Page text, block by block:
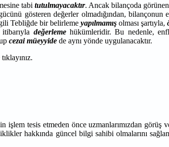
tabi tutulmayacaktır. Ancak bilançoda görünen
gösteren değerler olmadığından, bilançonun
Tebliğde bir belirleme yapılmamış olması şartıyla,
değerlemehükümleridir. Bu nedenle,
cezai müeyyide de aynı yönde uygulanacaktır.
tıklayınız.
tesis etmeden önce uzmanlarımızdan görüş
hakkında güncel bilgi sahibi olmalarını